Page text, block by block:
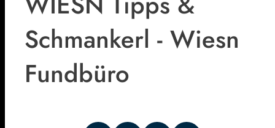
Schmankerl - Wiesn
Fundbüro